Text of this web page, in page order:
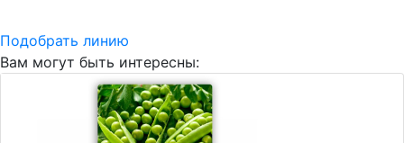
Подобрать линию
Вам могут быть интересны: